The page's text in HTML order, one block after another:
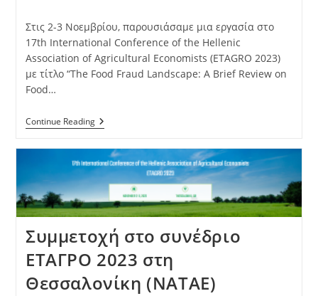
Στις 2-3 Νοεμβρίου, παρουσιάσαμε μια εργασία στο
17th International Conference of the Hellenic
Association of Agricultural Economists (ETAGRO 2023)
με τίτλο “The Food Fraud Landscape: A Brief Review on
Food…
Continue Reading
Συμμετοχή στο συνέδριο
ΕΤΑΓΡΟ 2023 στη
Θεσσαλονίκη (NATAE)